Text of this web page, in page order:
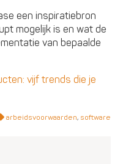
een inspiratiebron
mogelijk is en wat de
van bepaalde
vijf trends die je
arbeidsvoorwaarden, software